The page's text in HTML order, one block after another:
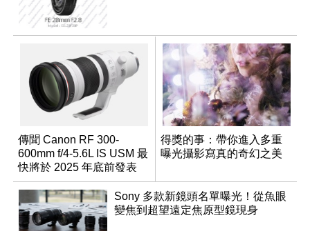
傳聞 Canon RF 300-
600mm f/4-5.6L IS USM 最
快將於 2025 年底前發表
得獎的事：帶你進入多重
曝光攝影寫真的奇幻之美
Sony 多款新鏡頭名單曝光！從魚眼
變焦到超望遠定焦原型鏡現身